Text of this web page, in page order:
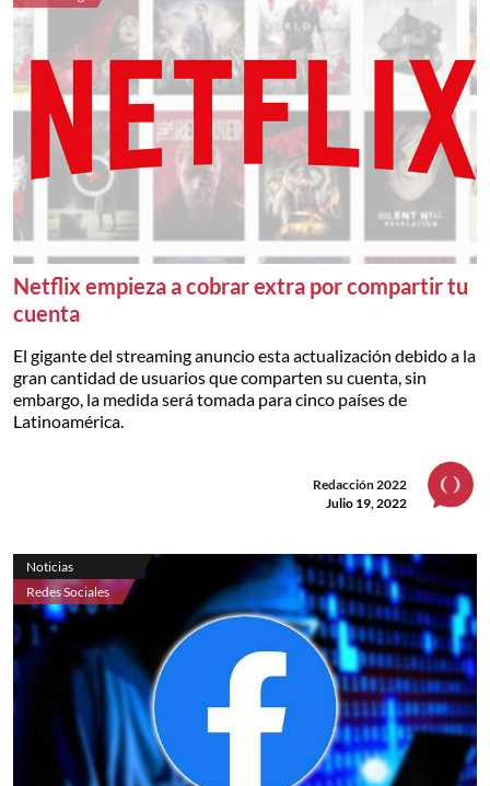
Netflix empieza a cobrar extra por compartir tu
cuenta
El gigante del streaming anuncio esta actualización debido a la
gran cantidad de usuarios que comparten su cuenta, sin
embargo, la medida será tomada para cinco países de
Latinoamérica.
Redacción 2022
Julio 19, 2022
Noticias
Redes Sociales